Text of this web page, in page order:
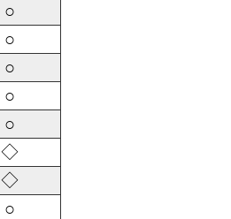
○
○
○
○
○
◇
◇
○